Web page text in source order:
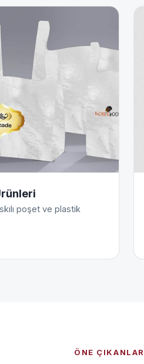
poşet ve plastik
ÖNE ÇIKANLAR